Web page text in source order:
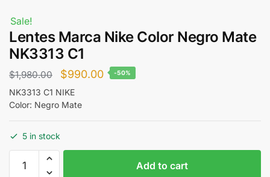
Sale!
Lentes Marca Nike Color Negro Mate
NK3313 C1
$1,980.00
Original
price
was:
$990.00Current
-50%
NK3313 C1 NIKE
Color: Negro Mate
5 in stock
Marca
Add to cart